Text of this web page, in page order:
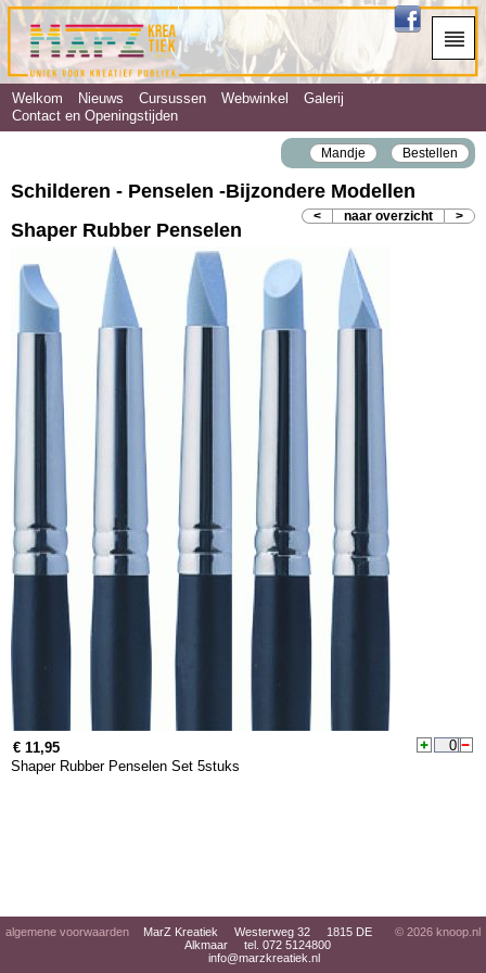
Welkom Nieuws Cursussen Webwinkel
Galerij
Contact en Openingstijden
Mandje Bestellen
Schilderen - Penselen ‐Bijzondere Modellen
< naar overzicht >
Shaper Rubber Penselen
€ 11,95
Shaper Rubber Penselen Set 5stuks
algemene voorwaarden
MarZ Kreatiek Westerweg 32 1815 DE
Alkmaar tel. 072 5124800
info@marzkreatiek.nl
© 2026 knoop.nl